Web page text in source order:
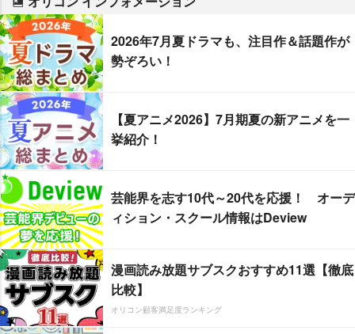
2026年7月夏ドラマも、注目作＆話題作が
勢ぞろい！
【夏アニメ2026】7月期夏の新アニメを一
挙紹介！
芸能界を志す10代～20代を応援！ オーデ
ィション・スクール情報はDeview
漫画読み放題サブスクおすすめ11選【徹底
比較】
オリコン顧客満足度ランキング